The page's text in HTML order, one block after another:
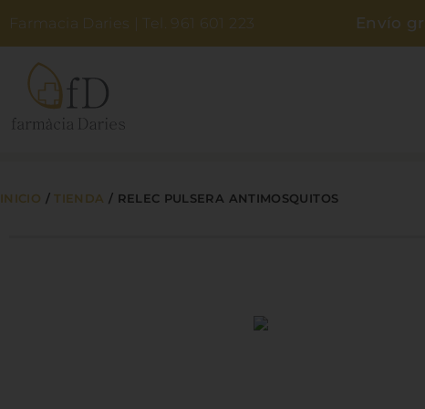
Farmacia Daries | Tel. 961 601 223 Envío
DERMOCOSMÉTICA
INICIO /TIENDA / RELEC PULSERA ANTIMOSQUITOS